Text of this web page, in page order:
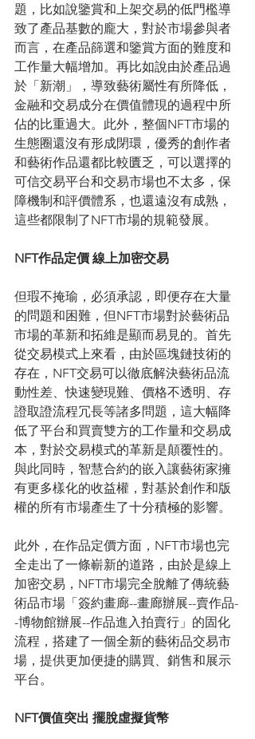
題，比如說鑒賞和上架交易的低門檻導
致了產品基數的龐大，對於市場參與者
而言，在產品篩選和鑒賞方面的難度和
工作量大幅增加。再比如說由於產品過
於「新潮」，導致藝術屬性有所降低，
金融和交易成分在價值體現的過程中所
佔的比重過大。此外，整個NFT市場的
生態圈還沒有形成閉環，優秀的創作者
和藝術作品還都比較匱乏，可以選擇的
可信交易平台和交易市場也不太多，保
障機制和評價體系，也還遠沒有成熟，
這些都限制了NFT市場的規範發展。
NFT作品定價 線上加密交易
但瑕不掩瑜，必須承認，即便存在大量
的問題和困難，但NFT市場對於藝術品
市場的革新和拓維是顯而易見的。首先
從交易模式上來看，由於區塊鏈技術的
存在，NFT交易可以徹底解決藝術品流
動性差、快速變現難、價格不透明、存
證取證流程冗長等諸多問題，這大幅降
低了平台和買賣雙方的工作量和交易成
本，對於交易模式的革新是顛覆性的。
與此同時，智慧合約的嵌入讓藝術家擁
有更多樣化的收益權，對基於創作和版
權的所有市場產生了十分積極的影響。
此外，在作品定價方面，NFT市場也完
全走出了一條嶄新的道路，由於是線上
加密交易，NFT市場完全脫離了傳統藝
術品市場「簽約畫廊--畫廊辦展--賣作品-
-博物館辦展--作品進入拍賣行」的固化
流程，搭建了一個全新的藝術品交易市
場，提供更加便捷的購買、銷售和展示
平台。
NFT價值突出 擺脫虛擬貨幣